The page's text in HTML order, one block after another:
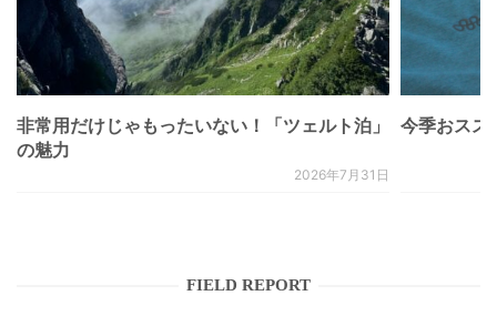
非常用だけじゃもったいない！「ツェルト泊」
の魅力
2026年7月31日
今季おスス
FIELD REPORT